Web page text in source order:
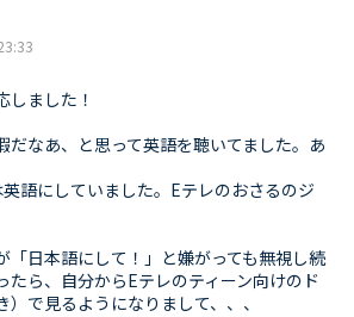
しました！
だなあ、と思って英語を聴いてました。あ
語にしていました。Eテレのおさるのジ
「日本語にして！」と嫌がっても無視し続
たら、自分からEテレのティーン向けのド
で見るようになりまして、、、